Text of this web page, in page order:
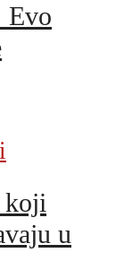
Evo
koji
u